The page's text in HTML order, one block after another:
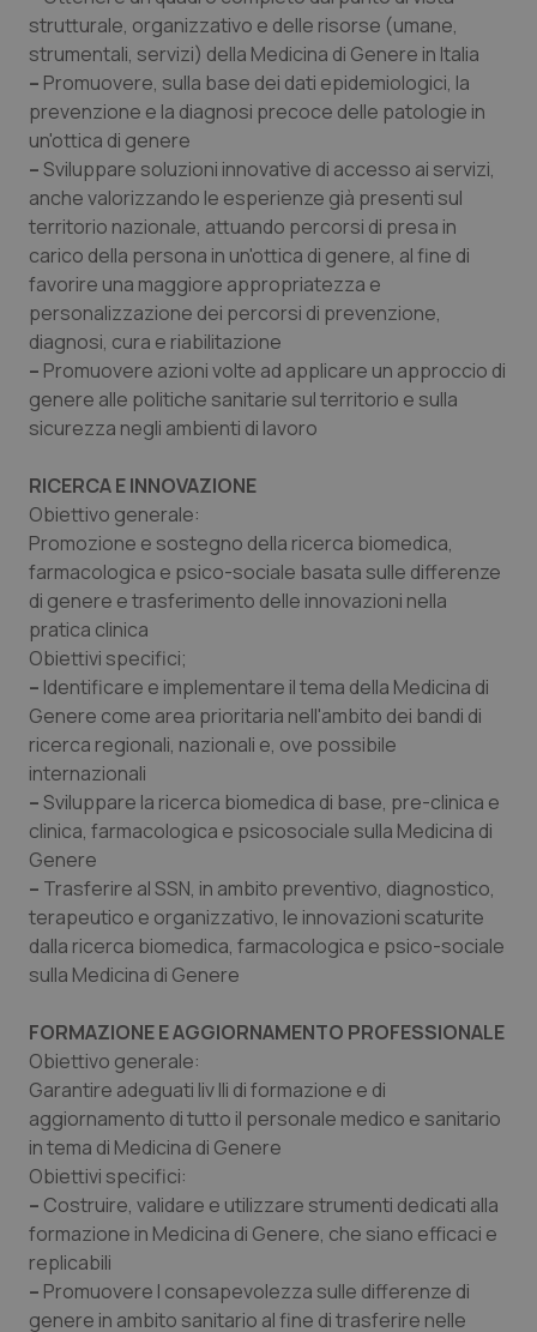
strutturale, organizzativo e delle risorse (umane,
strumentali, servizi) della Medicina di Genere in Italia
– Promuovere, sulla base dei dati epidemiologici, la
prevenzione e la diagnosi precoce delle patologie in
un'ottica di genere
–Sviluppare soluzioni innovative di accesso ai servizi,
anche valorizzando le esperienze già presenti sul
territorio nazionale, attuando percorsi di presa in
carico della persona in un'ottica di genere, al fine di
favorire una maggiore appropriatezza e
personalizzazione dei percorsi di prevenzione,
diagnosi, cura e riabilitazione
– Promuovere azioni volte ad applicare un approccio di
genere alle politiche sanitarie sul territorio e sulla
sicurezza negli ambienti di lavoro
RICERCA E INNOVAZIONE
Obiettivo generale:
Promozione e sostegno della ricerca biomedica,
farmacologica e psico-sociale basata sulle differenze
di genere e trasferimento delle innovazioni nella
pratica clinica
Obiettivi specifici;
– Identificare e implementare il tema della Medicina di
Genere come area prioritaria nell'ambito dei bandi di
ricerca regionali, nazionali e, ove possibile
internazionali
–Sviluppare la ricerca biomedica di base, pre-clinica e
clinica, farmacologica e psicosociale sulla Medicina di
Genere
– Trasferire al SSN, in ambito preventivo, diagnostico,
terapeutico e organizzativo, le innovazioni scaturite
dalla ricerca biomedica, farmacologica e psico-sociale
sulla Medicina di Genere
FORMAZIONE E AGGIORNAMENTO PROFESSIONALE
Obiettivo generale:
Garantire adeguati liv Ili di formazione e di
aggiornamento di tutto il personale medico e sanitario
in tema di Medicina di Genere
Obiettivi specifici:
– Costruire, validare e utilizzare strumenti dedicati alla
formazione in Medicina di Genere, che siano efficaci e
replicabili
– Promuovere I consapevolezza sulle differenze di
genere in ambito sanitario al fine di trasferire nelle